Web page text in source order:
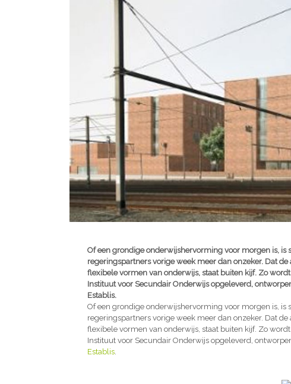
Of een grondige onderwijshervorming voor morgen is,
regeringspartners vorige week meer dan onzeker. Dat
flexibele vormen van onderwijs, staat buiten kijf. Zo
Instituut voor Secundair Onderwijs opgeleverd,
Establis.
Of een grondige onderwijshervorming voor morgen is,
regeringspartners vorige week meer dan onzeker. Dat
flexibele vormen van onderwijs, staat buiten kijf. Zo
Instituut voor Secundair Onderwijs opgeleverd,
Establis